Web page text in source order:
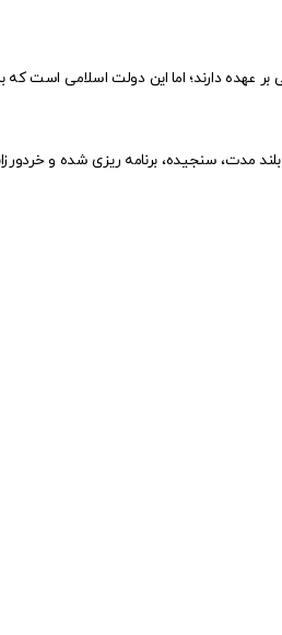
عهده دارند؛ اما این دولت اسلامی است
مدت، سنجیده، برنامه ریزی شده و